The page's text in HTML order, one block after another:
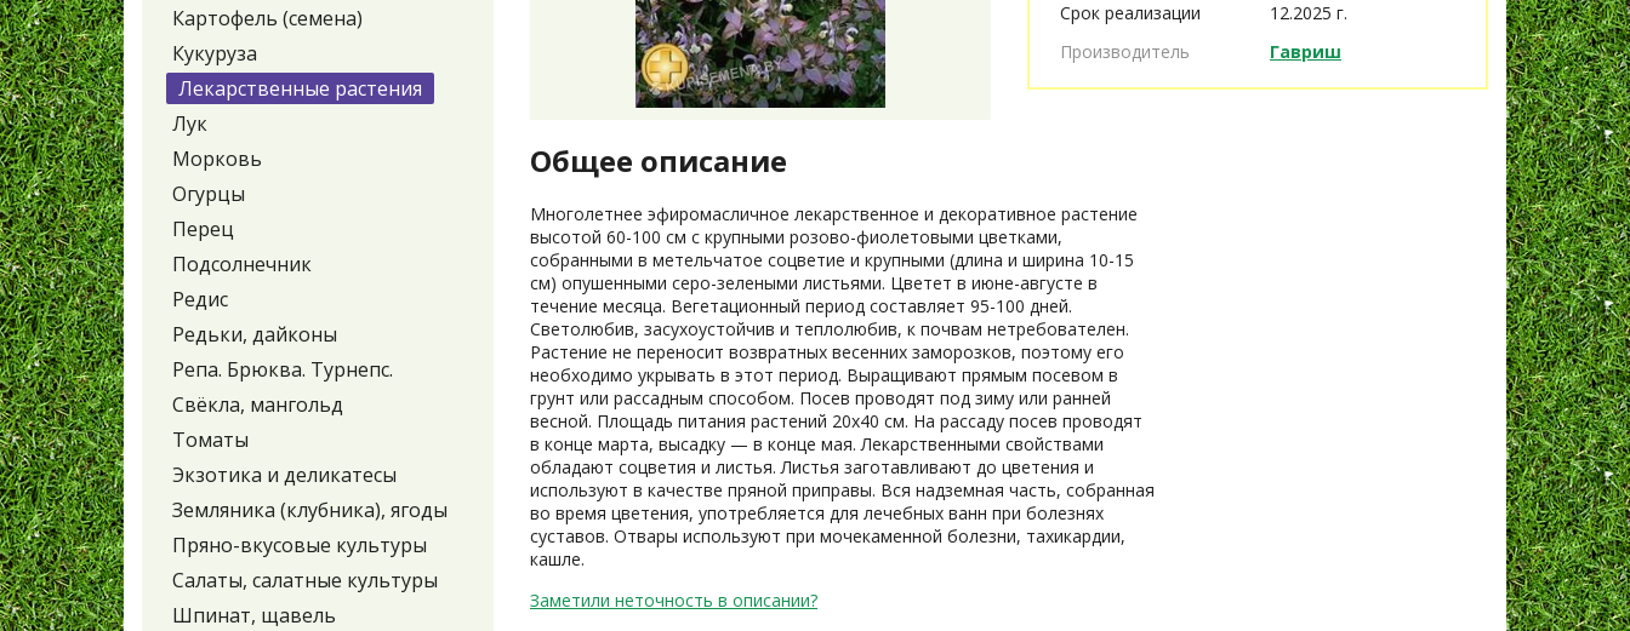
Картофель (семена)
Кукуруза
Лекарственные растения
Лук
Морковь
Огурцы
Перец
Подсолнечник
Редис
Редьки, дайконы
Репа. Брюква. Турнепс.
Свёкла, мангольд
Томаты
Экзотика и деликатесы
Земляника (клубника), ягоды
Пряно-вкусовые культуры
Салаты, салатные культуры
Шпинат, щавель
Срок реализации
12.2025 г.
Производитель
Гавриш
Общее описание
Многолетнее эфиромасличное лекарственное и декоративное растение
высотой 60-100 см с крупными розово-фиолетовыми цветками,
собранными в метельчатое соцветие и крупными (длина и ширина 10-15
см) опушенными серо-зелеными листьями. Цветет в июне-августе в
течение месяца. Вегетационный период составляет 95-100 дней.
Светолюбив, засухоустойчив и теплолюбив, к почвам нетребователен.
Растение не переносит возвратных весенних заморозков, поэтому его
необходимо укрывать в этот период. Выращивают прямым посевом в
грунт или рассадным способом. Посев проводят под зиму или ранней
весной. Площадь питания растений 20х40 см. На рассаду посев проводят
в конце марта, высадку — в конце мая. Лекарственными свойствами
обладают соцветия и листья. Листья заготавливают до цветения и
используют в качестве пряной приправы. Вся надземная часть, собранная
во время цветения, употребляется для лечебных ванн при болезнях
суставов. Отвары используют при мочекаменной болезни, тахикардии,
кашле.
Заметили неточность в описании?